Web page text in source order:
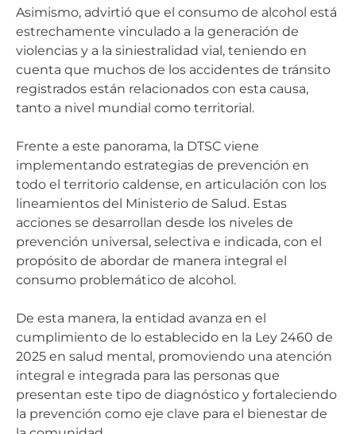
Asimismo, advirtió que el consumo de alcohol está
estrechamente vinculado a la generación de
violencias y a la siniestralidad vial, teniendo en
cuenta que muchos de los accidentes de tránsito
registrados están relacionados con esta causa,
tanto a nivel mundial como territorial.
Frente a este panorama, la DTSC viene
implementando estrategias de prevención en
todo el territorio caldense, en articulación con los
lineamientos del Ministerio de Salud. Estas
acciones se desarrollan desde los niveles de
prevención universal, selectiva e indicada, con el
propósito de abordar de manera integral el
consumo problemático de alcohol.
De esta manera, la entidad avanza en el
cumplimiento de lo establecido en la Ley 2460 de
2025 en salud mental, promoviendo una atención
integral e integrada para las personas que
presentan este tipo de diagnóstico y fortaleciendo
la prevención como eje clave para el bienestar de